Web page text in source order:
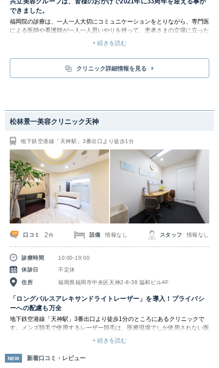
できました。
福岡院の診療は、一人一人大切にコミュニケーションをとりながら、専門医
による医師や看護師が一人一人思いやりを持って、患者さまの立場に立った
美容外科手術を行うことを信念としています。脂肪吸引や二重まぶた、わき
が・多汗症、豊胸など、1989年に開院し、約30年に渡り美容医療を提供さ
せていただいてきた、全国に26院ある、美容整形クリニックです。皆様に
とって”安心できるクリニック”であり続けるために、ドクターひとりひとり
+ 続きを読む
クリニック詳細情報を見る
松林景一美容クリニック天神
地下鉄空港線「天神駅」3番出口より徒歩1分
口コミ 2件 設備 情報なし スタッフ 情報なし
診療時間
10:00-19:00
休診日
不定休
住所 福岡県福岡市中央区天神2-8-38 協和ビル4F
「ロングパルスアレキサンドライトレーザー」を導入！プライバシ
ーへの配慮も万全
地下鉄空港線「天神駅」3番出口より徒歩1分のところにあるクリニックで
す。メンズ脱毛で使用するレーザー脱毛は、医療現場でしか使用されない医
療用レーザーで出力が強い「ロングパルスアレキサンドライトレーザー」で
す。レーザーとともに冷却ガスを噴射するため、皮膚の表面を守りながら、
脱毛に有効なレーザーエネルギーを照射できます。１回の照射面積も直径
15ミリと小さいためにスピーディな脱毛に対応します。
+ 続きを読む
NEW 新着口コミ・レビュー